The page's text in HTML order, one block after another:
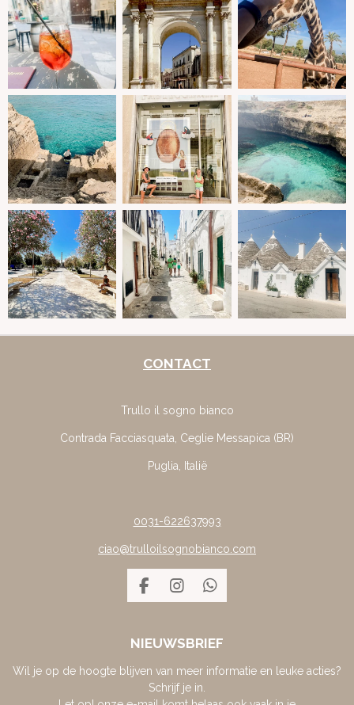
CONTACT
Trullo il sogno bianco
Contrada Facciasquata, Ceglie Messapica (BR)
Puglia, Italië
0031-622637993
ciao@trulloilsognobianco.com
F
A
E
B
O
O
I
N
T
A
G
R
A
W
H
T
S
A
NIEUWSBRIEF
Wil je op de hoogte blijven van meer informatie en leuke acties?
Schrijf je in.